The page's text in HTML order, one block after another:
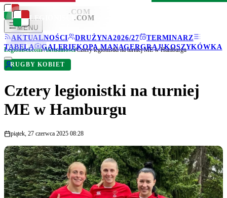
LEGIONISCI .COM
MENU
AKTUALNOŚCI
DRUŻYNA2026/27
TERMINARZ
TABELA
GALERIEKOPA MANAGERGRAJ!KOSZYKÓWKA
LEGIONISCI .COM
Legionisci.com/Aktualności/Cztery legionistki na turniej ME w Hamburgu
RUGBY KOBIET
Cztery legionistki na turniej
ME w Hamburgu
piątek, 27 czerwca 2025 08:28